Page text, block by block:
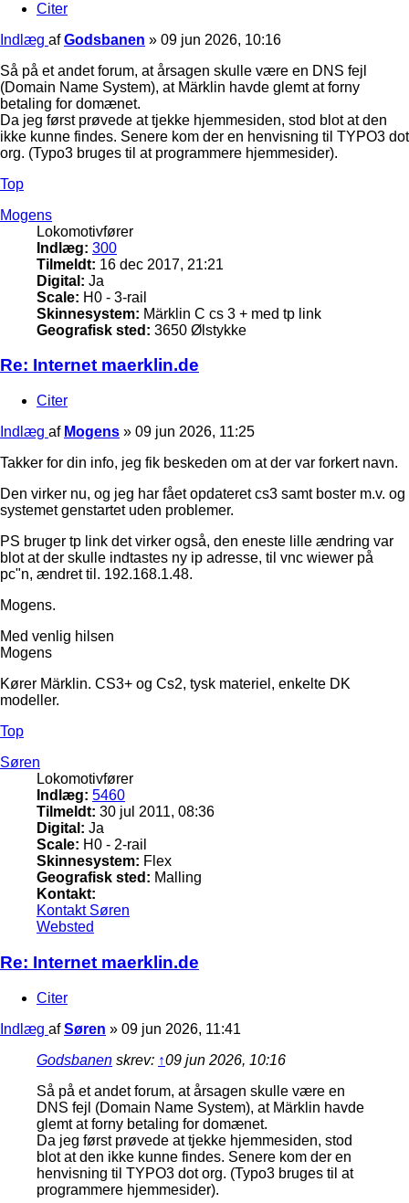
Citer
Indlæg afGodsbanen » 09 jun 2026, 10:16
Så på et andet forum, at årsagen skulle være en DNS fejl
(Domain Name System), at Märklin havde glemt at forny
betaling for domænet.
Da jeg først prøvede at tjekke hjemmesiden, stod blot at den
ikke kunne findes. Senere kom der en henvisning til TYPO3 dot
org. (Typo3 bruges til at programmere hjemmesider).
Top
Mogens
Lokomotivfører
Indlæg: 300
Tilmeldt: 16 dec 2017, 21:21
Digital: Ja
Scale: H0 - 3-rail
Skinnesystem: Märklin C cs 3 + med tp link
Geografisk sted: 3650 Ølstykke
Re: Internet maerklin.de
Citer
Indlæg af Mogens » 09 jun 2026, 11:25
Takker for din info, jeg fik beskeden om at der var forkert navn.
Den virker nu, og jeg har fået opdateret cs3 samt boster m.v. og
systemet genstartet uden problemer.
PS bruger tp link det virker også, den eneste lille ændring var
blot at der skulle indtastes ny ip adresse, til vnc wiewer på
pc"n, ændret til. 192.168.1.48.
Mogens.
Med venlig hilsen
Mogens
Kører Märklin. CS3+ og Cs2, tysk materiel, enkelte DK
modeller.
Top
Søren
Lokomotivfører
Indlæg: 5460
Tilmeldt: 30 jul 2011, 08:36
Digital: Ja
Scale: H0 - 2-rail
Skinnesystem: Flex
Geografisk sted: Malling
Kontakt:
Kontakt Søren
Websted
Re: Internet maerklin.de
Citer
Indlæg afSøren » 09 jun 2026, 11:41
Godsbanen skrev: ↑09 jun 2026, 10:16
Så på et andet forum, at årsagen skulle være en
DNS fejl (Domain Name System), at Märklin havde
glemt at forny betaling for domænet.
Da jeg først prøvede at tjekke hjemmesiden, stod
blot at den ikke kunne findes. Senere kom der en
henvisning til TYPO3 dot org. (Typo3 bruges til at
programmere hjemmesider).